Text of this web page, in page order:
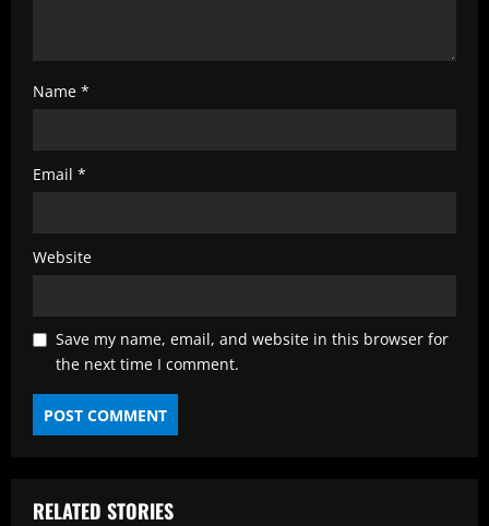
Name *
Email *
Website
Save my name, email, and website in this browser for
the next time I comment.
RELATED STORIES